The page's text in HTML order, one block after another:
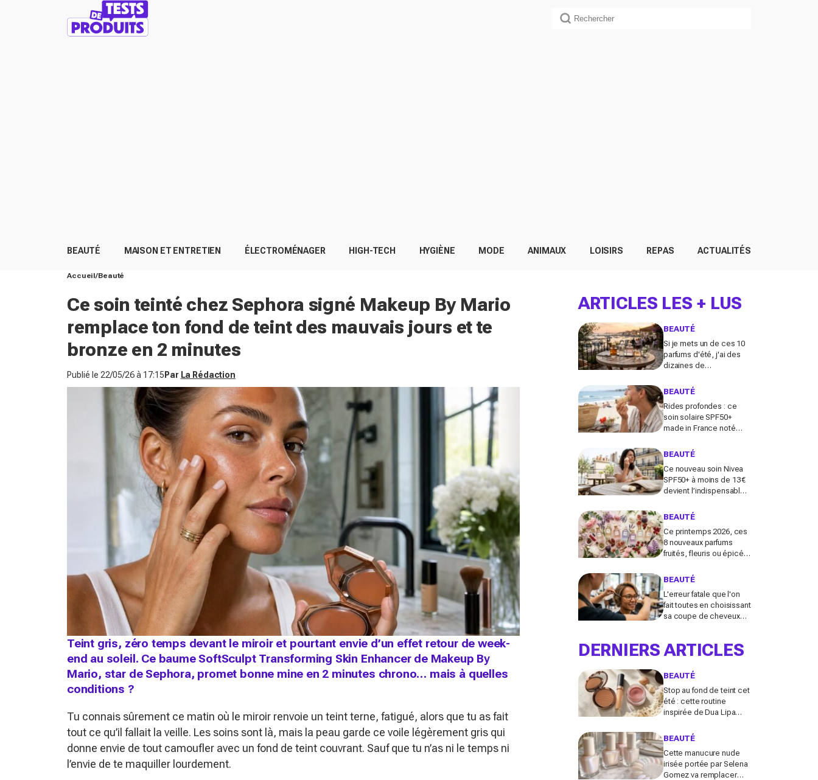
BEAUTÉ MAISON ET ENTRETIEN ÉLECTROMÉNAGER HIGH-TECH HYGIÈNE MODE ANIMAUX LOISIRS REPAS ACTUALITÉS
Accueil Beauté
Ce soin teinté chez Sephora signé Makeup By Mario
remplace ton fond de teint des mauvais jours et te
bronze en 2 minutes
Publié le 22/05/26 à 17:15 Par La Rédaction
Teint gris, zéro temps devant le miroir et pourtant envie d’un effet retour de week-
end au soleil. Ce baume SoftSculpt Transforming Skin Enhancer de Makeup By
Mario, star de Sephora, promet bonne mine en 2 minutes chrono… mais à quelles
conditions ?
Tu connais sûrement ce matin où le miroir renvoie un teint terne, fatigué, alors que tu as fait
tout ce qu’il fallait la veille. Les soins sont là, mais la peau garde ce voile légèrement gris qui
donne envie de tout camoufler avec un fond de teint couvrant. Sauf que tu n’as ni le temps ni
l’envie de te maquiller lourdement.
ARTICLES LES + LUS
BEAUTÉ
Si je mets un de ces 10
parfums d'été, j'ai des
dizaines de
journée
BEAUTÉ
Rides profondes : ce
soin solaire SPF50+
made in France noté
de freiner leur apparition
BEAUTÉ
Ce nouveau soin Nivea
SPF50+ à moins de 13 €
devient l’indispensable
pour éviter les dégâts du
BEAUTÉ
Ce printemps 2026, ces
8 nouveaux parfums
fruités, fleuris ou épicés
Guerlain vont booster
BEAUTÉ
L'erreur fatale que l'on
fait toutes en choisissant
sa coupe de cheveux
DERNIERS ARTICLES
BEAUTÉ
Stop au fond de teint cet
été : cette routine
inspirée de Dua Lipa
secondes avec
BEAUTÉ
Cette manucure nude
irisée portée par Selena
Gomez va remplacer